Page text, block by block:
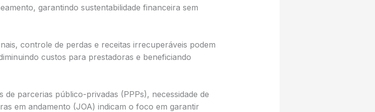
garantindo sustentabilidade financeira sem
controle de perdas e receitas irrecuperáveis podem
custos para prestadoras e beneficiando
de parcerias público-privadas (PPPs), necessidade de
em andamento (JOA) indicam o foco em garantir